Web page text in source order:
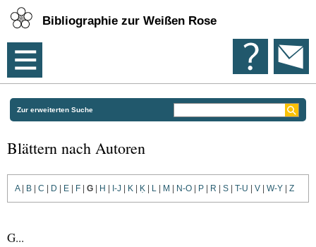
Bibliographie zur Weißen Rose
Zur erweiterten Suche
Blättern nach Autoren
A| B C D E F G H I-J K Ḳ L M N-O P R S T-U V W-Y Z
G...